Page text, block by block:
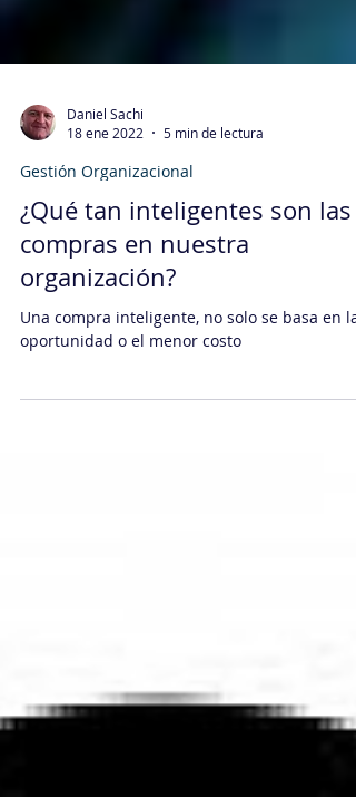
Daniel Sachi
18 ene 2022
5 min de lectura
Gestión Organizacional
¿Qué tan inteligentes son las
compras en nuestra
organización?